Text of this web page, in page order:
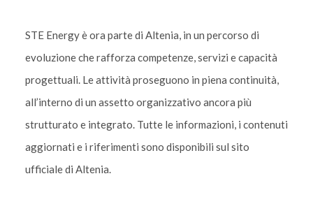
STE Energy è ora parte di Altenia, in un percorso di
evoluzione che rafforza competenze, servizi e capacità
progettuali. Le attività proseguono in piena continuità,
all’interno di un assetto organizzativo ancora più
strutturato e integrato. Tutte le informazioni, i contenuti
aggiornati e i riferimenti sono disponibili sul sito
ufficiale di Altenia.